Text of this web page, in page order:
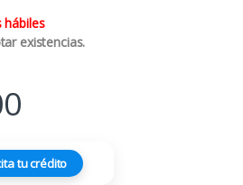
hábiles
existencias.
tu crédito